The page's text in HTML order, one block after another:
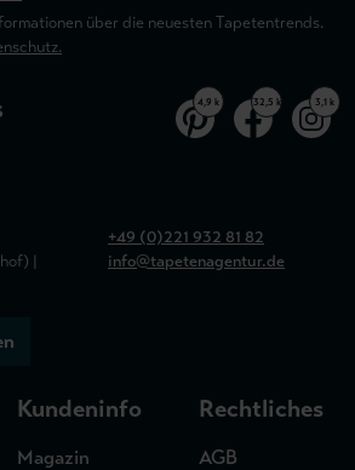
über die neuesten Tapetentrends.
4,9 k 32,5 k 3,1 k
|
+49 (0)221 932 81 82
info@tapetenagentur.de
Kundeninfo
Magazin
Rechtliches
AGB